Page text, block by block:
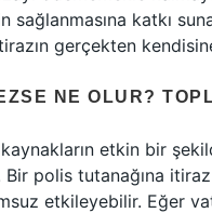
sağlanmasına katkı
gerçekten
NE OLUR?
etkin bir
polis tutanağına
etkileyebilir. Eğer